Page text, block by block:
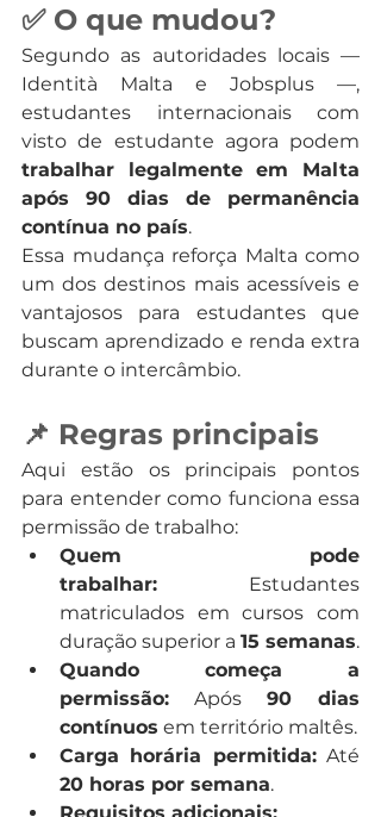
✅ O que mudou?
Segundo as autoridades locais —
Identità Malta e Jobsplus —,
estudantes internacionais com
trabalhar legalmente em Malta
após 90 dias de permanência
contínua no país.
Essa mudança reforça Malta como
um dos destinos mais acessíveis e
vantajosos para estudantes que
buscam aprendizado e renda extra
durante o intercâmbio.
📌 Regras principais
Aqui estão os principais pontos
para entender como funciona essa
permissão de trabalho:
Quem pode
trabalhar: Estudantes
matriculados em cursos com
duração superior a 15 semanas.
Quando começa a
permissão: Após 90 dias
contínuos em território maltês.
Carga horária permitida:
20 horas por semana.